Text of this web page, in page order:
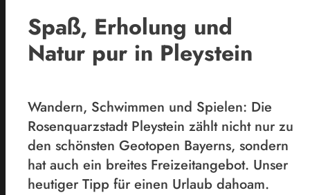
Spaß, Erholung und
Natur pur in Pleystein
Wandern, Schwimmen und Spielen: Die
Rosenquarzstadt Pleystein zählt nicht nur zu
den schönsten Geotopen Bayerns, sondern
hat auch ein breites Freizeitangebot. Unser
heutiger Tipp für einen Urlaub dahoam.